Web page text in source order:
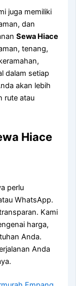
juga memiliki
dan
Sewa Hiace
tenang,
dalam setiap
akan lebih
rute atau
Hiace
perlu
WhatsApp.
Kami
harga,
Anda.
Anda